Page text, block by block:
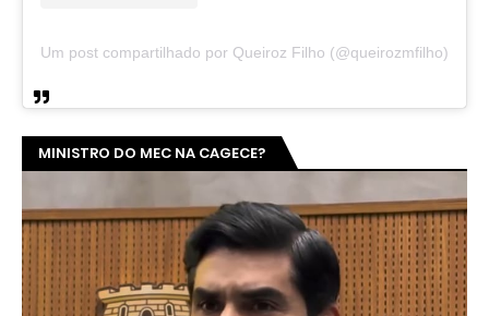
Um post compartilhado por Queiroz Filho (@queirozmfilho)
MINISTRO DO MEC NA CAGECE?